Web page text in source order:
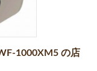
1000XM5 の店